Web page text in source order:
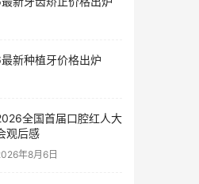
新种植牙价格出炉
全国首届口腔红人大
观后感
年8月6日